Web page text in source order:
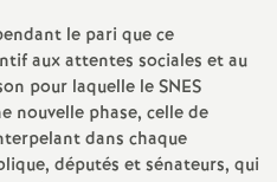
s
d
le pari que ce
aux attentes sociales et au
pour laquelle le SNES
nouvelle phase, celle de
dans chaque
députés et sénateurs, qui